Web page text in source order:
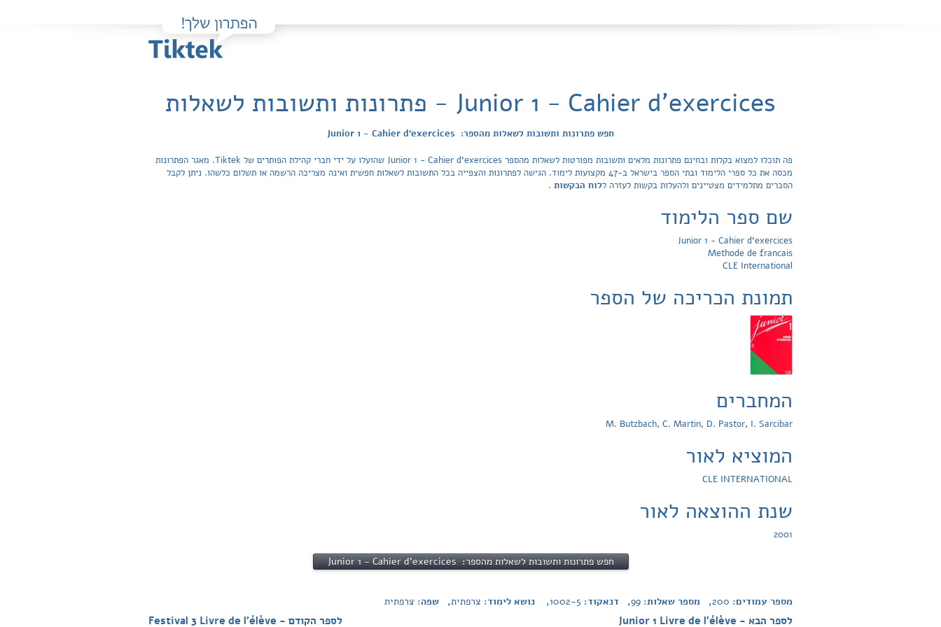
Junior 1 - Cahier d'exercices - פתרונות ותשובות לשאלות
חפש פתרונות ותשובות לשאלות מהספר: Junior 1 - Cahier d'exercices
פה תוכלו למצוא בקלות ובחינם פתרונות מלאים ותשובות מפורטות לשאלות מהספר Junior 1 - Cahier d'exercices שהועלו על ידי חברי קהילת הפותרים של Tiktek. מאגר הפתרונות
מכסה את כל ספרי הלימוד ובתי הספר בישראל ב-47 מקצועות לימוד. הגישה לפתרונות והצפייה בכל התשובות לשאלות חפשית ואינה מצריכה הרשמה או תשלום כלשהו. ניתן לקבל
הסברים מתלמידים מצטיינים ולהעלות בקשות לעזרה ללוח הבקשות .
שם ספר הלימוד
Junior 1 - Cahier d'exercices
Methode de francais
CLE International
תמונת הכריכה של הספר
המחברים
M. Butzbach, C. Martin, D. Pastor, I. Sarcibar
המוציא לאור
CLE INTERNATIONAL
שנת ההוצאה לאור
2001
חפש פתרונות ותשובות לשאלות מהספר: Junior 1 - Cahier d'exercices
מספר עמודים: 200, מספר שאלות: 99, דנאקוד: 1002-5, נושא לימוד: צרפתית, שפה: צרפתית
לספר הקודם - Festival 3 Livre de l'élève לספר הבא - Junior 1 Livre de l'élève